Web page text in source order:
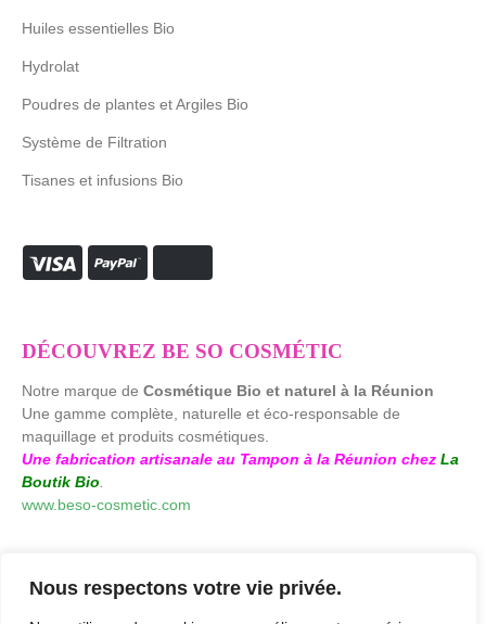
Nous respectons votre vie privée.
Huiles essentielles Bio
Hydrolat
Poudres de plantes et Argiles Bio
Système de Filtration
Tisanes et infusions Bio
DÉCOUVREZ BE SO COSMÉTIC
Notre marque de Cosmétique Bio et naturel à la Réunion
Une gamme complète, naturelle et éco-responsable de
maquillage et produits cosmétiques.
Une fabrication artisanale au Tampon à la Réunion chez La
Boutik Bio
www.beso-cosmetic.com